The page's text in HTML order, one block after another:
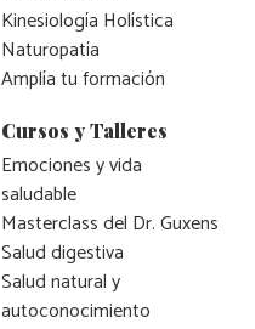
Kinesiología Holística
Naturopatía
Amplía tu formación
Cursos y Talleres
Emociones y vida
saludable
Masterclass del Dr. Guxens
Salud digestiva
Salud natural y
autoconocimiento